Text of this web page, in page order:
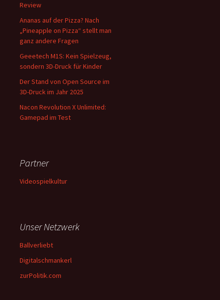
Review
Ananas auf der Pizza? Nach
„Pineapple on Pizza“ stellt man
ganz andere Fragen
Geeetech M1S: Kein Spielzeug,
sondern 3D-Druck für Kinder
Der Stand von Open Source im
3D-Druck im Jahr 2025
Nacon Revolution X Unlimited:
Gamepad im Test
Partner
Videospielkultur
Unser Netzwerk
Ballverliebt
Digitalschmankerl
zurPolitik.com